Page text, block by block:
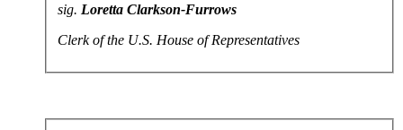
sig. Loretta Clarkson-Furrows
Clerk of the U.S. House of Representatives